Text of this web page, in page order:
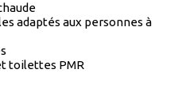
adaptés aux personnes à
toilettes PMR